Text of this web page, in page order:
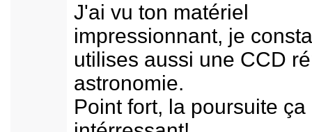
J'ai vu ton matériel
impressionnant, je
utilises aussi une CCD
astronomie.
Point fort, la poursuite ça